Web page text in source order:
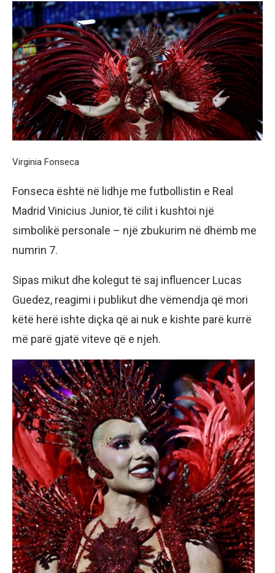
Virginia Fonseca
Fonseca është në lidhje me futbollistin e Real
Madrid Vinicius Junior, të cilit i kushtoi një
simbolikë personale – një zbukurim në dhëmb me
numrin 7.
Sipas mikut dhe kolegut të saj influencer Lucas
Guedez, reagimi i publikut dhe vëmendja që mori
këtë herë ishte diçka që ai nuk e kishte parë kurrë
më parë gjatë viteve që e njeh.